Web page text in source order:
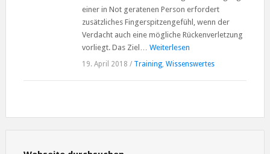
einer in Not geratenen Person erfordert
zusätzliches Fingerspitzengefühl, wenn der
Verdacht auch eine mögliche Rückenverletzung
vorliegt. Das Ziel…Weiterlesen
19. April 2018 / Training,Wissenswertes